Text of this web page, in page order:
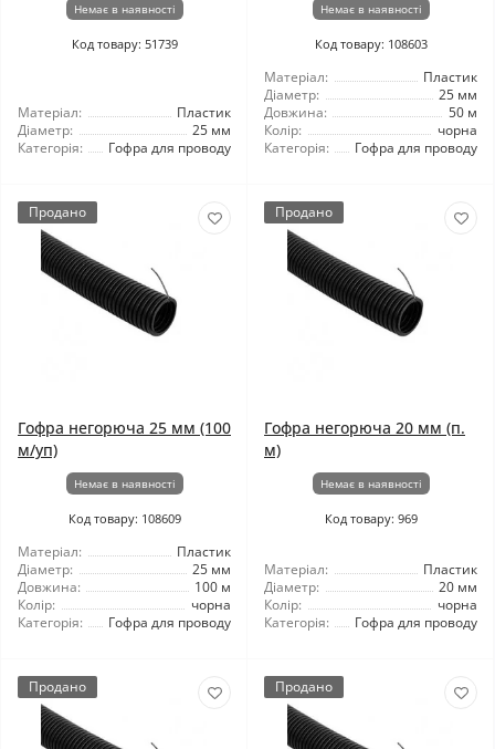
Немає в наявності
Код товару: 51739
Матеріал:
Пластик
Діаметр:
25 мм
Категорія:
Гофра для проводу
Немає в наявності
Код товару: 108603
Матеріал:
Пластик
Діаметр:
25 мм
Довжина:
50 м
Колір:
чорна
Категорія:
Гофра для проводу
Продано
Гофра негорюча 25 мм (100
м/уп)
Немає в наявності
Код товару: 108609
Матеріал:
Пластик
Діаметр:
25 мм
Довжина:
100 м
Колір:
чорна
Категорія:
Гофра для проводу
Продано
Гофра негорюча 20 мм (п.
м)
Немає в наявності
Код товару: 969
Матеріал:
Пластик
Діаметр:
20 мм
Колір:
чорна
Категорія:
Гофра для проводу
Продано Продано